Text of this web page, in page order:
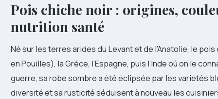
Pois chiche noir : origines,
nutrition santé
Né sur les terres arides du Levant et de l’Anatolie, le
en Pouilles), la Grèce, l’Espagne, puis l’Inde où on le
guerre, sa robe sombre a été éclipsée par les variétés
diversité et sa rusticité séduisent à nouveau les